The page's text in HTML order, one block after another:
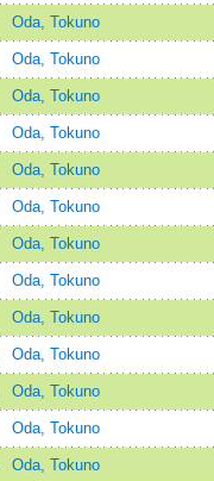
Oda, Tokuno
Oda, Tokuno
Oda, Tokuno
Oda, Tokuno
Oda, Tokuno
Oda, Tokuno
Oda, Tokuno
Oda, Tokuno
Oda, Tokuno
Oda, Tokuno
Oda, Tokuno
Oda, Tokuno
Oda, Tokuno